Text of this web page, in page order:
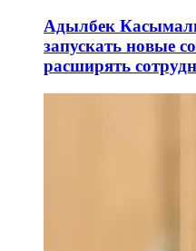
Адылбек
запускать новые
расширять